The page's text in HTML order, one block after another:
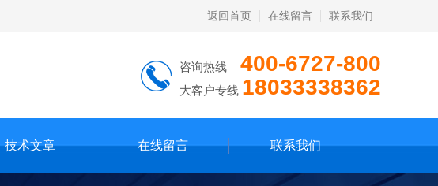
返回首页 在线留言 联系我们
咨询热线 400-6727-800
大客户专线 18033338362
技术文章 在线留言 联系我们